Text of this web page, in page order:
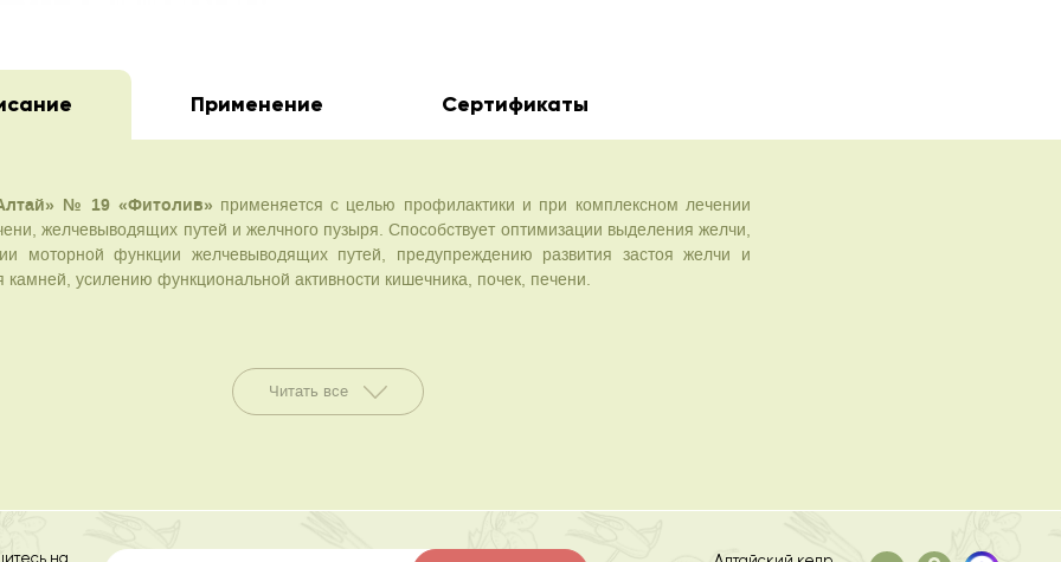
Применение Сертификаты
№ 19 «Фитолив» применяется с целью профилактики и при комплексном лечении
желчевыводящих путей и желчного пузыря. Способствует оптимизации выделения желчи,
моторной функции желчевыводящих путей, предупреждению развития застоя желчи и
камней, усилению функциональной активности кишечника, почек, печени.
оказывают противовоспалительное, антисклеротическое и репаративное действие.
ферментативные системы и окислительно-восстановительные процессы в организме,
применяются как противовоспалительное, дезинфицирующее, антисептическое,
Читать все
на